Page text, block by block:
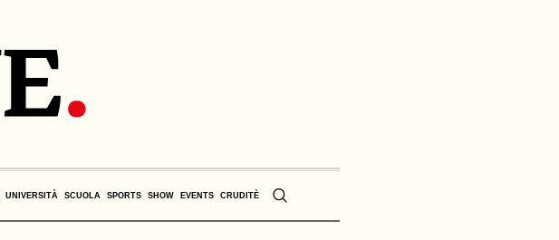
UNIVERSITÀ SCUOLA SPORTS SHOW EVENTS CRUDITÈ